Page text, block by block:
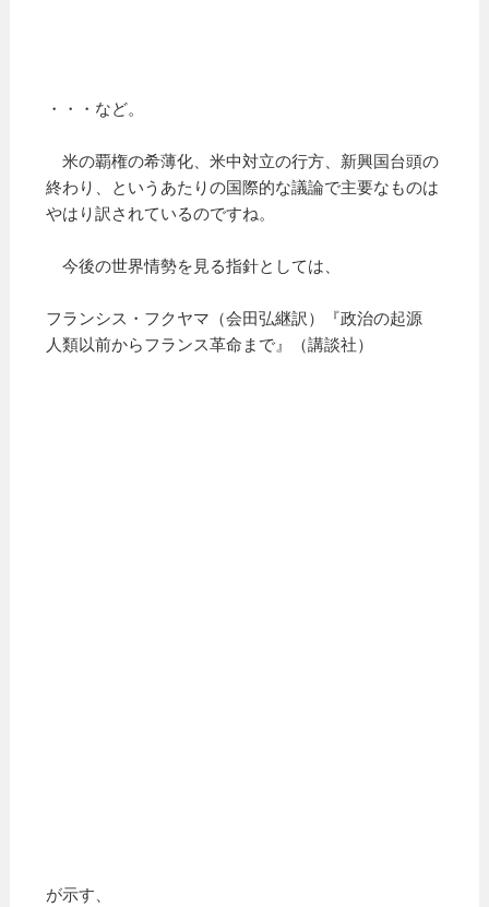
・・・など。
米の覇権の希薄化、米中対立の行方、新興国台頭の
終わり、というあたりの国際的な議論で主要なものは
やはり訳されているのですね。
今後の世界情勢を見る指針としては、
フランシス・フクヤマ（会田弘継訳）『政治の起源
人類以前からフランス革命まで』（講談社）
が示す、